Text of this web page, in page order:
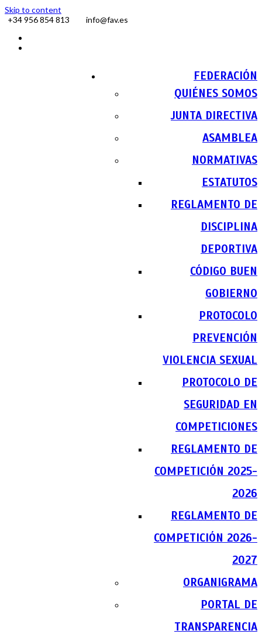
Skip to content
+34 956 854 813
info@fav.es
FEDERACIÓN
QUIÉNES SOMOS
JUNTA DIRECTIVA
ASAMBLEA
NORMATIVAS
ESTATUTOS
REGLAMENTO DE
DISCIPLINA
DEPORTIVA
CÓDIGO BUEN
GOBIERNO
PROTOCOLO
PREVENCIÓN
VIOLENCIA SEXUAL
PROTOCOLO DE
SEGURIDAD EN
COMPETICIONES
REGLAMENTO DE
COMPETICIÓN 2025-
2026
REGLAMENTO DE
COMPETICIÓN 2026-
2027
ORGANIGRAMA
PORTAL DE
TRANSPARENCIA